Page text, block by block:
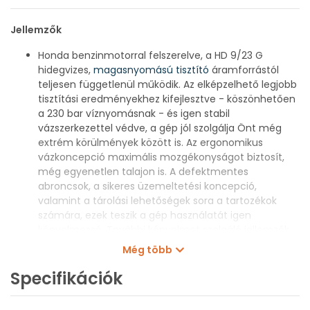
Jellemzők
Honda benzinmotorral felszerelve, a HD 9/23 G
hidegvizes, magasnyomású tisztító áramforrástól
teljesen függetlenül működik. Az elképzelhető legjobb
tisztítási eredményekhez kifejlesztve - köszönhetően
a 230 bar víznyomásnak - és igen stabil
vázszerkezettel védve, a gép jól szolgálja Önt még
extrém körülmények között is. Az ergonomikus
vázkoncepció maximális mozgékonyságot biztosít,
még egyenetlen talajon is. A defektmentes
abroncsok, a sikeres üzemeltetési koncepció,
valamint a tárolási lehetőségek sora a tartozékok
számára, ezek teszik a gép használatát igen
az EASY!Force magasnyomású pisztoly, mely a
magasnyomású szórópisztoly visszahúzó erejét
használja fel a tartóerő nullára csökkentésére a
felhasználó számára, csakúgy, mint
Még több
Specifikációk